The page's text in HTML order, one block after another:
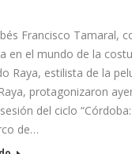
Francisco Tamaral,
en el mundo de la
Raya, estilista de la
protagonizaron
del ciclo
de…